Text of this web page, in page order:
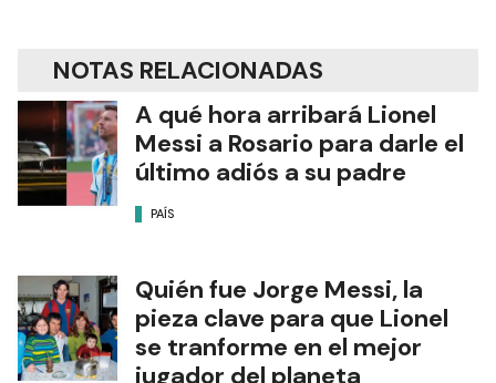
NOTAS RELACIONADAS
A qué hora arribará Lionel
Messi a Rosario para darle el
último adiós a su padre
PAÍS
Quién fue Jorge Messi, la
pieza clave para que Lionel
se tranforme en el mejor
jugador del planeta